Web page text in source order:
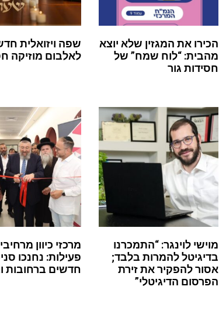
הכירו את המגזין שלא יוצא
מהבית: “לוח שמח” של
חסידות גור
שפה ויזואלית
לאלבום מוזיקה
מוישי לוינגר: “התמכרנו
בדיגיטל להמרות בלבד;
אסור להפקיר את זירת
הפרסום הדיגיטלי”
מרכזי כיוון
פעילות: נחנכו
חדשים ברחובות